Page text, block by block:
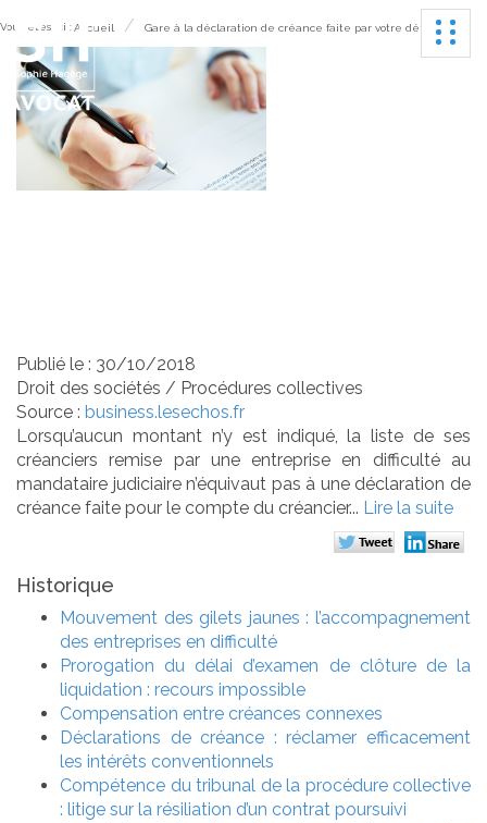
Vous êtes ici :Accueil Gare à la déclaration de créance faite par votre débiteur !
Publié le : 30/10/2018
Droit des sociétés / Procédures collectives
Source : business.lesechos.fr
Lorsqu’aucun montant n’y est indiqué, la liste de ses
créanciers remise par une entreprise en difficulté au
mandataire judiciaire n’équivaut pas à une déclaration de
créance faite pour le compte du créancier... Lire la suite
Historique
Mouvement des gilets jaunes : l’accompagnement
des entreprises en difficulté
Prorogation du délai d’examen de clôture de la
liquidation : recours impossible
Compensation entre créances connexes
Déclarations de créance : réclamer efficacement
les intérêts conventionnels
Compétence du tribunal de la procédure collective
: litige sur la résiliation d’un contrat poursuivi